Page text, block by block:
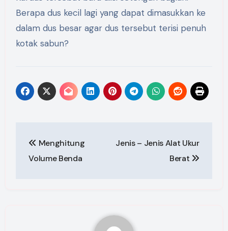
Berapa dus kecil lagi yang dapat dimasukkan ke
dalam dus besar agar dus tersebut terisi penuh
kotak sabun?
navigation
Menghitung
Volume Benda
Jenis – Jenis Alat Ukur
Berat